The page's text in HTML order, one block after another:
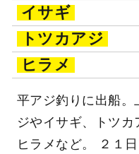
イサギ
トツカアジ
ヒラメ
平アジ釣りに出船
ジやイサギ、トツ
ヒラメなど。 ２１